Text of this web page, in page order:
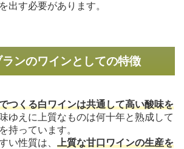
出す必要があります。
ンのワインとしての特徴
つくる白ワインは共通して高い酸味を
ゆえに上質なものは何十年と熟成して
持っています。
い性質は、 上質な甘口ワインの生産を